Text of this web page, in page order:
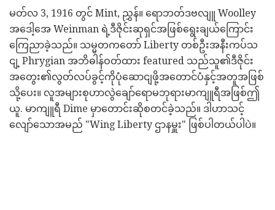
မတ်လ 3, 1916 တွင် Mint, ညွှန်။ ရောဘတ်ဒဗလျူ Woolley
အဒေါ့အေ Weinman ရဲ့ဒီဇိုင်းဆုရှင်အဖြစ်ရွေးချယ်ကြောင်း
ကြေညာခဲ့သည်။ သမ္မတကတော် Liberty တစ်ဦးအနီးကပ်သ
ငျ့ Phrygian အဘိဓါန်ဝတ်ထား featured သည်သူ၏ဒီဇိုင်း
အတွေး၏လွတ်လပ်ခွင့်ကိုပုံဆောငျဖို့အတောင်ပံနှင့်အတူအဖြစ်
သို့ပေး။ လူအများစုဟာလွဲချော်ရောမဘုရားမာကျူရီအဖြစ်ဤ
ယူ. မာကျူရီ Dime မှာတောင်းဆိုစတင်ခဲ့သည်။ ဒါဟာသင့်
လျော်သောအမည် "Wing Liberty ဌာနမှူး" ဖြစ်ပါတယ်ပါပဲ။